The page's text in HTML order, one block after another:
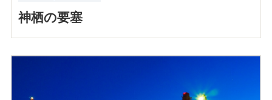
神栖の要塞